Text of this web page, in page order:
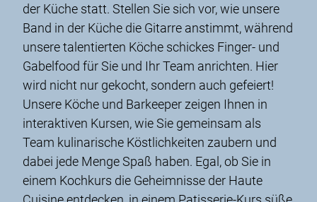
der Küche statt. Stellen Sie sich vor, wie unsere
Band in der Küche die Gitarre anstimmt, während
unsere talentierten Köche schickes Finger- und
Gabelfood für Sie und Ihr Team anrichten. Hier
wird nicht nur gekocht, sondern auch gefeiert!
Unsere Köche und Barkeeper zeigen Ihnen in
interaktiven Kursen, wie Sie gemeinsam als
Team kulinarische Köstlichkeiten zaubern und
dabei jede Menge Spaß haben. Egal, ob Sie in
einem Kochkurs die Geheimnisse der Haute